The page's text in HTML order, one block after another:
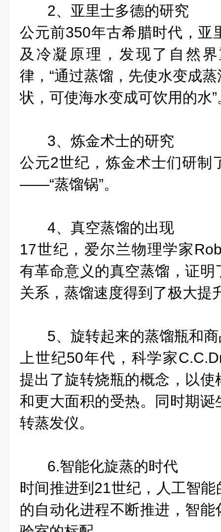
2、亚里士多德的研究
公元前350年古希腊时代，亚
及冷凝原理，发现了自然
律，“通过蒸馏，先使水变成
状，可使海水变成可饮用的水”
3、炼金术士的研究
公元2世纪，炼金术士们研制
——“蒸馏锅”。
4、真空蒸馏的出现
17世纪，爱尔兰物理学家
有革命意义的真空蒸馏，证
关系，蒸馏速度得到了极大提
5、旋转起来的蒸馏瓶和
上世纪50年代，科学家
提出了旋转烧瓶的概念，以
和更大面积的受热。同时期
转蒸发仪。
6.智能化旋蒸的时代
时间推进到21世纪，人工智
的自动化进程不断推进，智